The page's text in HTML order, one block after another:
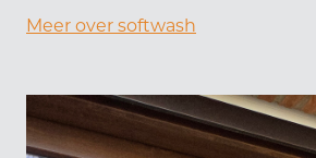
Meer over softwash